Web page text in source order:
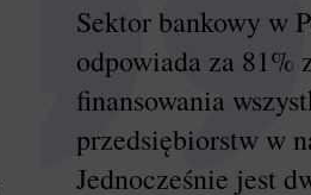
Sektor bankowy w
odpowiada za 81%
finansowania
przedsiębiorstw w
Jednocześnie jest